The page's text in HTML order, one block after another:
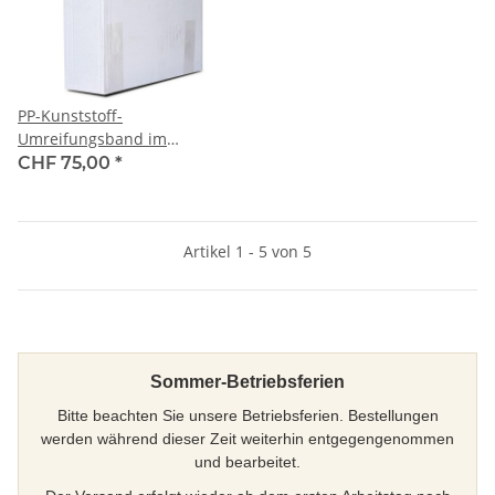
PP-Kunststoff-
Umreifungsband im
Spendekarton, mit Kern,
CHF 75,00 *
Artikel 1 - 5 von 5
Sommer-Betriebsferien
Bitte beachten Sie unsere Betriebsferien. Bestellungen
werden während dieser Zeit weiterhin entgegengenommen
und bearbeitet.